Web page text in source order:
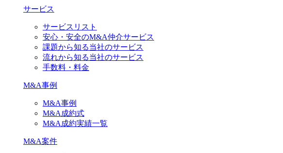
サービス
サービスリスト
安心・安全のM&A仲介サービス
課題から知る当社のサービス
流れから知る当社のサービス
手数料・料金
M&A事例
M&A事例
M&A成約式
M&A成約実績一覧
M&A案件